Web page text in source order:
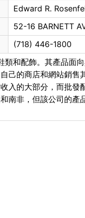
Edward R.
52-16 BARNETT
(718) 446-1800
和配飾。其產品面
己的商店和網站銷售
入的大部分，而批發
南非，但該公司的產